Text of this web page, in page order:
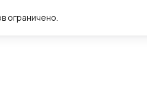
ограничено.